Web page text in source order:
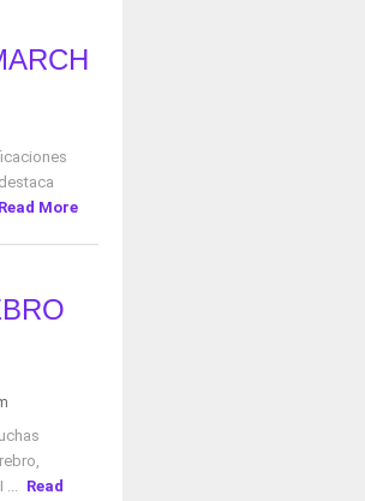
Read More
Read